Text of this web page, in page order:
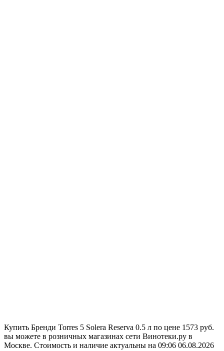
Купить Бренди Torres 5 Solera Reserva 0.5 л по цене 1573 руб.
вы можете в розничных магазинах сети Винотеки.ру в
Москве. Стоимость и наличие актуальны на 09:06 06.08.2026